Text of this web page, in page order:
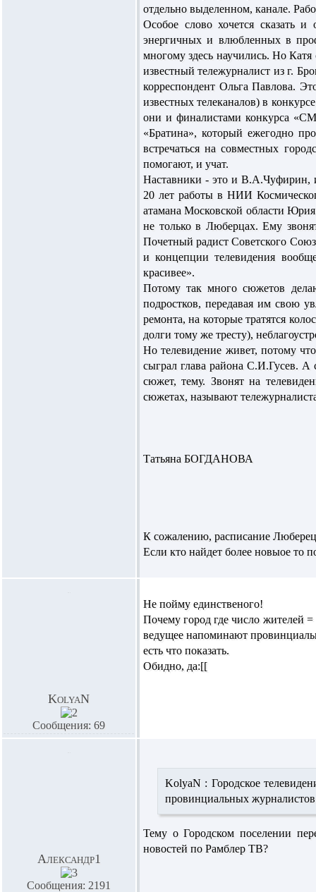
отдельно выделенном, канале.
Особое слово хочется сказать и
энергичных и влюбленных в
многому здесь научились. Но
известный тележурналист из г.
корреспондент Ольга Павлова.
известных телеканалов) в
они и финалистами конкурса
«Братина», который ежегодно
встречаться на совместных
помогают, и учат.
Наставники - это и В.А.Чуфирин,
20 лет работы в НИИ
атамана Московской области
не только в Люберцах. Ему
Почетный радист Советского
и концепции телевидения
красивее».
Потому так много сюжетов
подростков, передавая им свою
ремонта, на которые тратятся
долги тому же тресту),
Но телевидение живет, потому
сыграл глава района С.И.Гусев. А
сюжет, тему. Звонят на
сюжетах, называют
Татьяна БОГДАНОВА
К сожалению, расписание
Если кто найдет более новыое то
KolyaN
Сообщения: 69
Не пойму единственого!
Почему город где число жителей
ведущее напоминают
есть что показать.
Обидно, да:[[
Александр1
Сообщения: 2191
KolyaN : Городское
провинциальных
Тему о Городском поселении
новостей по Рамблер ТВ?